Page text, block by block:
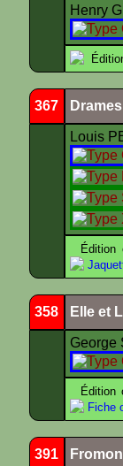
Henry
367
Louis
Édition
358 Elle et
George
Édition
Fiche
391